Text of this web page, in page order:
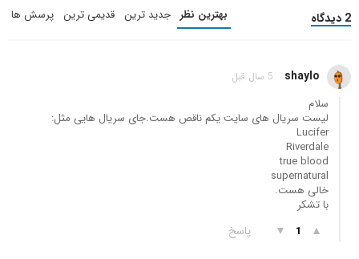
2 دیدگاه بهترین نظر جدید ترین قدیمی ترین پرسش ها
shaylo 5 سال قبل
سلام
لیست سریال های سایت یکم ناقص هست.جای سریال هایی مثل:
Lucifer
Riverdale
true blood
supernatural
خالی هست.
با تشکر
▲
1
▼ پاسخ